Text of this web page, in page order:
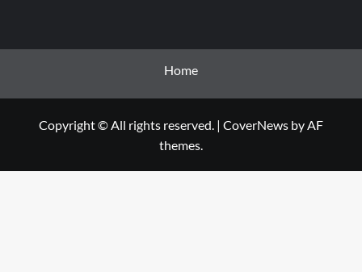
Home
Copyright © All rights reserved. | CoverNews by AF
themes.